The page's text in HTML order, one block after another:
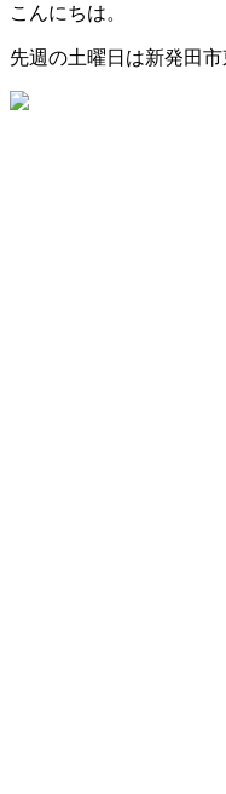
こんにちは。
先週の土曜日は新発田